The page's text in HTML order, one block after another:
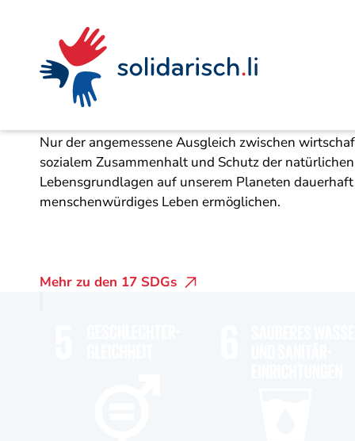
Navigieren
solidarisch.li
Seitenkontext
InhaltDie 17
Nur der angemessene Ausgleich zwischen
sozialem Zusammenhalt und Schutz der
Lebensgrundlagen auf unserem Planeten
menschenwürdiges Leben ermöglichen.
Mehr zu den 17 SDGs